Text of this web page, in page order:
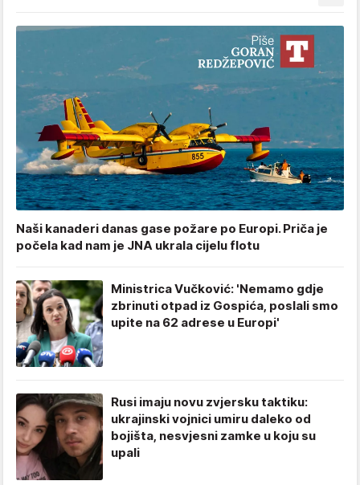
Naši kanaderi danas gase požare po Europi. Priča je
počela kad nam je JNA ukrala cijelu flotu
Ministrica Vučković: 'Nemamo gdje
zbrinuti otpad iz Gospića, poslali smo
upite na 62 adrese u Europi'
Rusi imaju novu zvjersku taktiku:
ukrajinski vojnici umiru daleko od
bojišta, nesvjesni zamke u koju su
upali